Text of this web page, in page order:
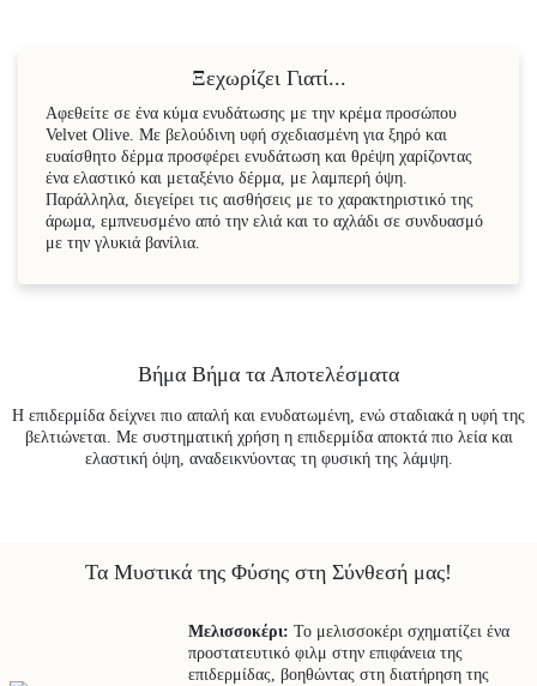
Ξεχωρίζει Γιατί...
Αφεθείτε σε ένα κύμα ενυδάτωσης με την κρέμα προσώπου
Velvet Olive. Με βελούδινη υφή σχεδιασμένη για ξηρό και
ευαίσθητο δέρμα προσφέρει ενυδάτωση και θρέψη χαρίζοντας
ένα ελαστικό και μεταξένιο δέρμα, με λαμπερή όψη.
Παράλληλα, διεγείρει τις αισθήσεις με το χαρακτηριστικό της
άρωμα, εμπνευσμένο από την ελιά και το αχλάδι σε συνδυασμό
με την γλυκιά βανίλια.
Βήμα Βήμα τα Αποτελέσματα
Η επιδερμίδα δείχνει πιο απαλή και ενυδατωμένη, ενώ σταδιακά η υφή της
βελτιώνεται. Με συστηματική χρήση η επιδερμίδα αποκτά πιο λεία και
ελαστική όψη, αναδεικνύοντας τη φυσική της λάμψη.
Τα Μυστικά της Φύσης στη Σύνθεσή μας!
Μελισσοκέρι: Το μελισσοκέρι σχηματίζει ένα
προστατευτικό φιλμ στην επιφάνεια της
επιδερμίδας, βοηθώντας στη διατήρηση της